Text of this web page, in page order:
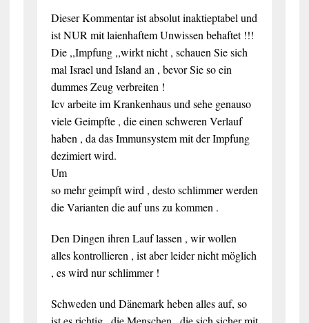
Dieser Kommentar ist absolut inaktieptabel und
ist NUR mit laienhaftem Unwissen behaftet !!!
Die ,,Impfung ,,wirkt nicht , schauen Sie sich
mal Israel und Island an , bevor Sie so ein
dummes Zeug verbreiten !
Icv arbeite im Krankenhaus und sehe genauso
viele Geimpfte , die einen schweren Verlauf
haben , da das Immunsystem mit der Impfung
dezimiert wird.
Um
so mehr geimpft wird , desto schlimmer werden
die Varianten die auf uns zu kommen .
Den Dingen ihren Lauf lassen , wir wollen
alles kontrollieren , ist aber leider nicht möglich
, es wird nur schlimmer !
Schweden und Dänemark heben alles auf, so